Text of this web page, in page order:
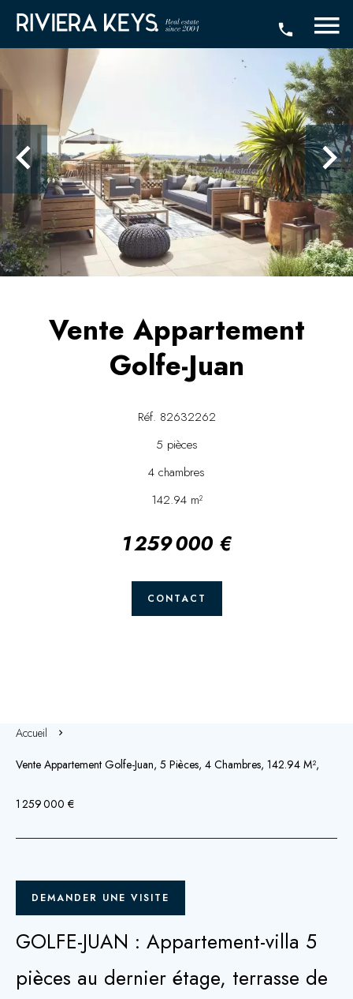
Vente Appartement
Golfe-Juan
Réf. 82632262
5 pièces
4 chambres
142.94 m²
1 259 000 €
CONTACT
Accueil
Vente Appartement Golfe-Juan, 5 Pièces, 4 Chambres, 142.94 M²,
1 259 000 €
DEMANDER UNE VISITE
GOLFE-JUAN : Appartement-villa 5
pièces au dernier étage, terrasse de